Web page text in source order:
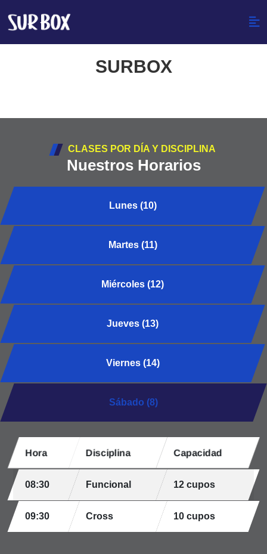
SURBOX
CLASES POR DÍA Y DISCIPLINA
Nuestros Horarios
Lunes (10)
Martes (11)
Miércoles (12)
Jueves (13)
Viernes (14)
Sábado (8)
Hora Disciplina Capacidad
08:30 Funcional 12 cupos
09:30 Cross 10 cupos